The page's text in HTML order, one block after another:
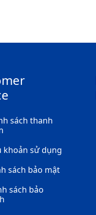
sách thanh
khoản sử dụng
sách bảo mật
sách bảo